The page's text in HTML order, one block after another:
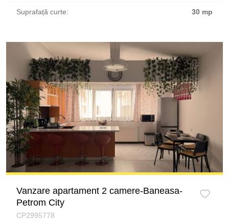
Suprafață curte: 30 mp
Vanzare apartament 2 camere-Baneasa-
Petrom City
CP2995778